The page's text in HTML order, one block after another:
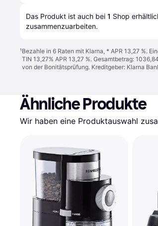
Das Produkt ist auch bei 1 Shop
zusammenzuarbeiten.
¹Bezahle in 6 Raten mit Klarna, * APR 13,27 %.
TIN 13,27% APR 13,27 %. Gesamtbetrag:
von der Bonitätsprüfung. Kreditgeber: Klarna
Ähnliche Produkte
Wir haben eine Produktauswahl